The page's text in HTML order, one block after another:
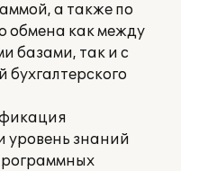
а также по
обмена как между
базами, так и с
уровень знаний